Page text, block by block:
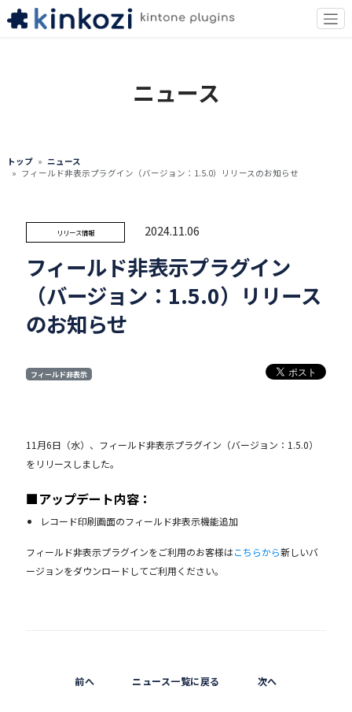
ニュース
トップ
ニュース
フィールド非表示プラグイン（バージョン：1.5.0）リリースのお知らせ
リリース情報 2024.11.06
フィールド非表示プラグイン
（バージョン：1.5.0）リリース
のお知らせ
フィールド非表示
11月6日（水）、フィールド非表示プラグイン（バージョン：1.5.0）
をリリースしました。
■アップデート内容：
レコード印刷画面のフィールド非表示機能追加
フィールド非表示プラグインをご利用のお客様はこちらから新しいバ
ージョンをダウンロードしてご利用ください。
前へ ニュース一覧に戻る 次へ